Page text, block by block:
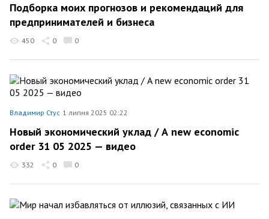
Подборка моих прогнозов и рекомендаций для
предпринимателей и бизнеса
450 0 0
Владимир Стус 1 липня 2025 02:22
Новый экономический уклад / А new economic
order 31 05 2025 — видео
332 0 0